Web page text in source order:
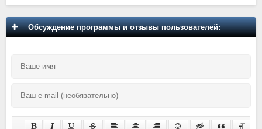
Обсуждение программы и отзывы пользователей: